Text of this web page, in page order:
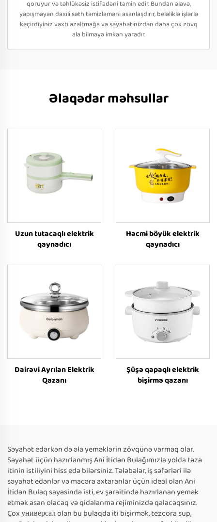
qoruyur və təhlükəsiz istifadəni təmin edir. Bundan əlavə,
yapışmayan daxili səth təmizləməni asanlaşdırır, beləliklə işlərlə
keçirdiyiniz vaxtı azaltmağa və səyahətinizdən daha çox zövq
ala bilməyə imkan yaradır.
Əlaqədar məhsullar
Uzun tutacaqlı elektrik
qaynadıcı
Həcmi böyük elektrik
qaynadıcı
Dairəvi Ayrılan Elektrik
Qazanı
Şüşə qapaqlı elektrik
bişirmə qazanı
Səyahət edərkən də əla yeməklərin zövqünə varmaq olar.
Səyahət üçün hazırlanmış Ani İtidən Bulağımızla yolda təzə
itinin istiliyini hiss edə bilərsiniz. Tələbələr, iş səfərləri ilə
səyahət edənlər və macəra axtaranlar üçün ideal olan Ani
İtidən Bulaq sayəsində isti, ev şəraitində hazırlanan yemək
etmək asan olacaq və qidalanma rejiminizdə qalacaqsınız.
Çox универсал olan bu bulaqda iti bişirmək, tezcora sup,